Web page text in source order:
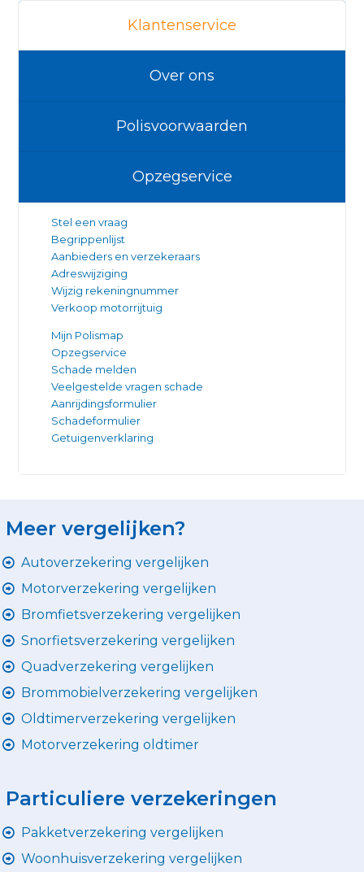
Klantenservice
Over ons
Polisvoorwaarden
Opzegservice
Stel een vraag
Begrippenlijst
Aanbieders en verzekeraars
Adreswijziging
Wijzig rekeningnummer
Verkoop motorrijtuig
Mijn Polismap
Opzegservice
Schade melden
Veelgestelde vragen schade
Aanrijdingsformulier
Schadeformulier
Getuigenverklaring
Meer vergelijken?
Autoverzekering vergelijken
Motorverzekering vergelijken
Bromfietsverzekering vergelijken
Snorfietsverzekering vergelijken
Quadverzekering vergelijken
Brommobielverzekering vergelijken
Oldtimerverzekering vergelijken
Motorverzekering oldtimer
Particuliere verzekeringen
Pakketverzekering vergelijken
Woonhuisverzekering vergelijken